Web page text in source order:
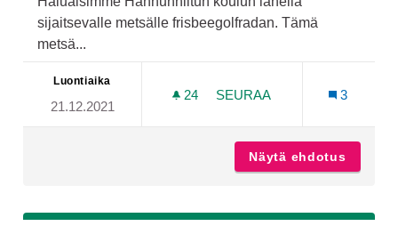
sijaitsevalle metsälle frisbeegolfradan. Tämä
metsä...
Luontiaika
21.12.2021
24 24 SEURAAJAA
SEURAA
3
Näytä ehdotus